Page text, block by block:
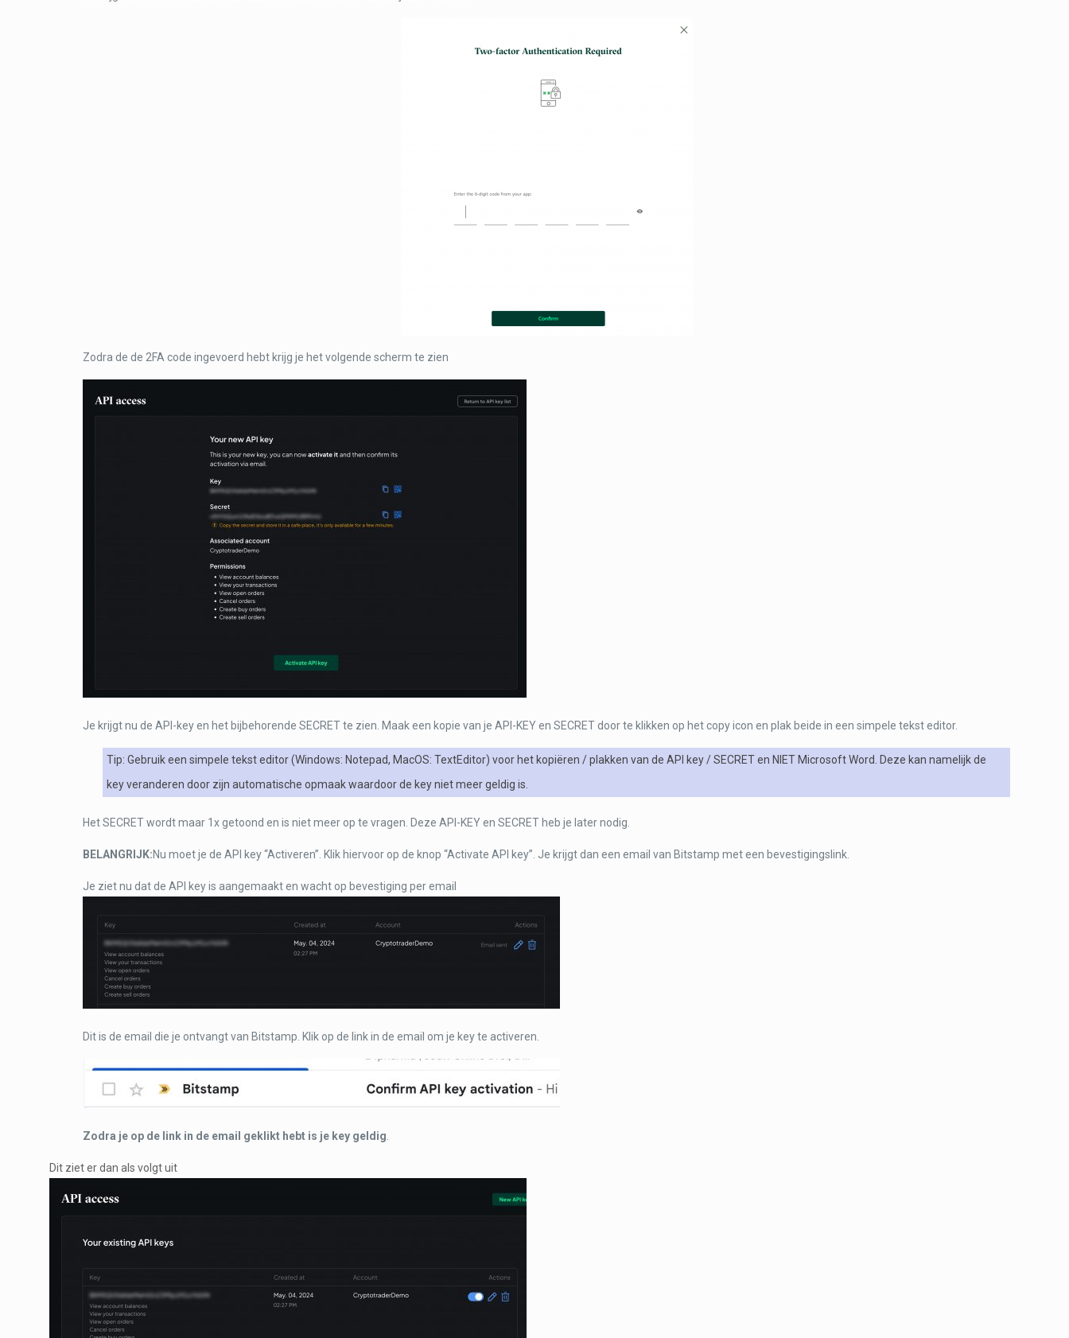
Zodra de de 2FA code ingevoerd hebt krijg je het volgende scherm te zien
Je krijgt nu de API-key en het bijbehorende SECRET te zien. Maak een kopie van je API-KEY en SECRET door te klikken op het copy icon en plak beide in een simpele tekst editor.
Tip: Gebruik een simpele tekst editor (Windows: Notepad, MacOS: TextEditor) voor het kopiëren / plakken van de API key / SECRET en NIET Microsoft Word. Deze kan namelijk de
key veranderen door zijn automatische opmaak waardoor de key niet meer geldig is.
Het SECRET wordt maar 1x getoond en is niet meer op te vragen. Deze API-KEY en SECRET heb je later nodig.
BELANGRIJK:Nu moet je de API key “Activeren”. Klik hiervoor op de knop “Activate API key”. Je krijgt dan een email van Bitstamp met een bevestigingslink.
Je ziet nu dat de API key is aangemaakt en wacht op bevestiging per email
Dit is de email die je ontvangt van Bitstamp. Klik op de link in de email om je key te activeren.
Zodra je op de link in de email geklikt hebt is je key geldig
Dit ziet er dan als volgt uit